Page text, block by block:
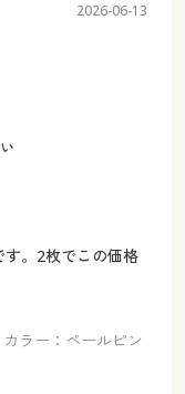
2026-06-13
。2枚でこの価格
ラー：ペールピン